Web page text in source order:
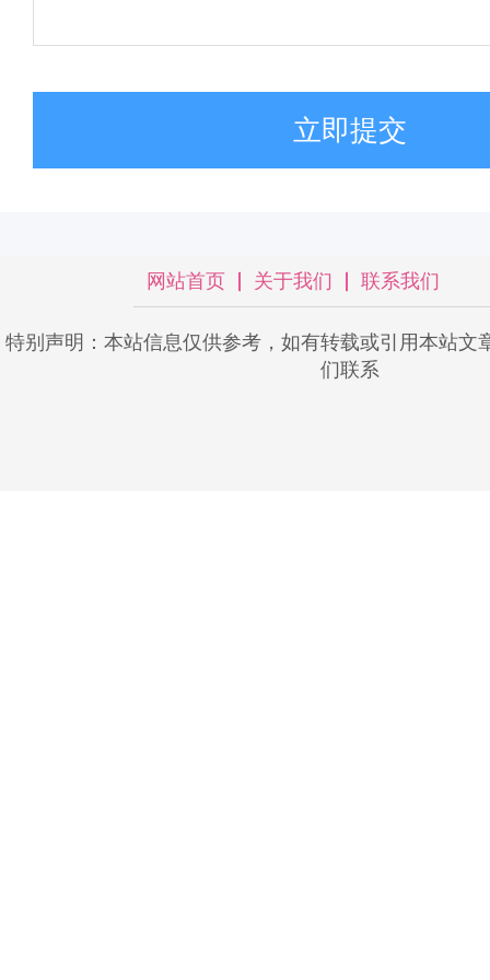
立即提交
网站首页 关于我们 联系我们
特别声明：本站信息仅供参考，如有转载或引用本站文
们联系